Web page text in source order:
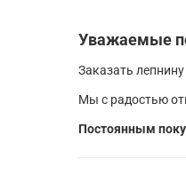
Уважаемые
Заказать
Мы с радостью
Постоянным